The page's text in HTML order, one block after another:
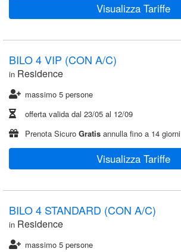
Visualizza Tariffe
BILO 4 VIP (CON A/C)
in Residence
massimo 5 persone
offerta valida dal 23/05 al 12/09
Prenota Sicuro Gratis annulla fino a 14 giorni
Visualizza Tariffe
BILO 4 STANDARD (CON A/C)
in Residence
massimo 5 persone